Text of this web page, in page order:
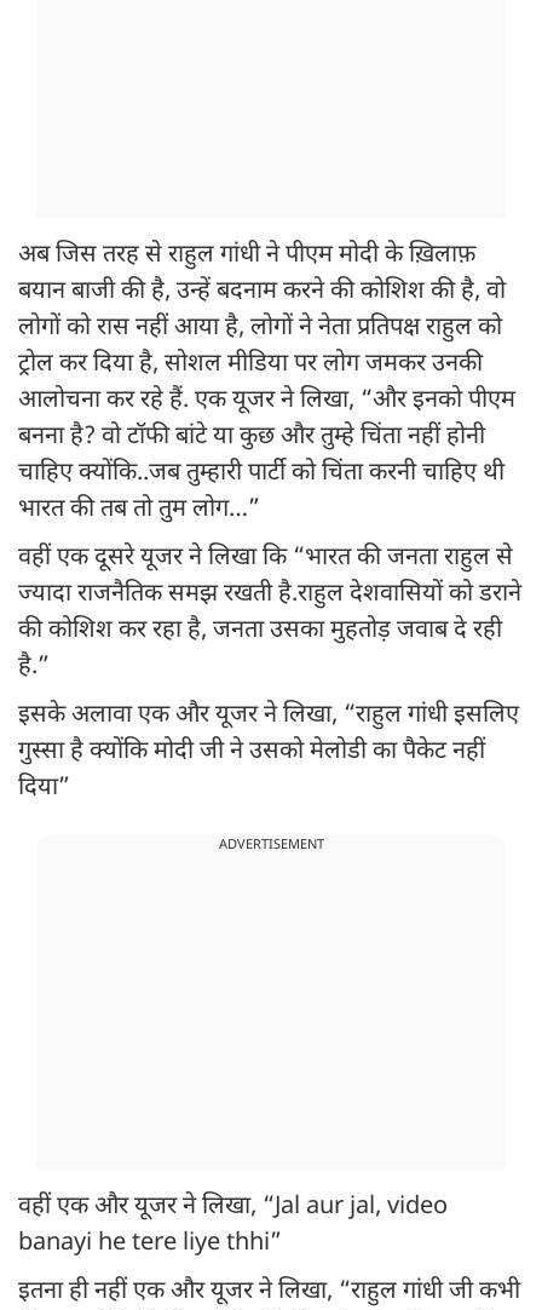
अब जिस तरह से राहुल गांधी ने पीएम मोदी के ख़िलाफ़
बयान बाजी की है, उन्हें बदनाम करने की कोशिश की है, वो
लोगों को रास नहीं आया है, लोगों ने नेता प्रतिपक्ष राहुल को
ट्रोल कर दिया है, सोशल मीडिया पर लोग जमकर उनकी
आलोचना कर रहे हैं. एक यूजर ने लिखा, “और इनको पीएम
बनना है? वो टॉफी बांटे या कुछ और तुम्हे चिंता नहीं होनी
चाहिए क्योंकि..जब तुम्हारी पार्टी को चिंता करनी चाहिए थी
भारत की तब तो तुम लोग…”
वहीं एक दूसरे यूजर ने लिखा कि “भारत की जनता राहुल से
ज्यादा राजनैतिक समझ रखती है.राहुल देशवासियों को डराने
की कोशिश कर रहा है, जनता उसका मुहतोड़ जवाब दे रही
है.”
इसके अलावा एक और यूजर ने लिखा, “राहुल गांधी इसलिए
गुस्सा है क्योंकि मोदी जी ने उसको मेलोडी का पैकेट नहीं
दिया”
ADVERTISEMENT
वहीं एक और यूजर ने लिखा, “Jal aur jal, video
banayi he tere liye thhi”
इतना ही नहीं एक और यूजर ने लिखा, “राहुल गांधी जी कभी